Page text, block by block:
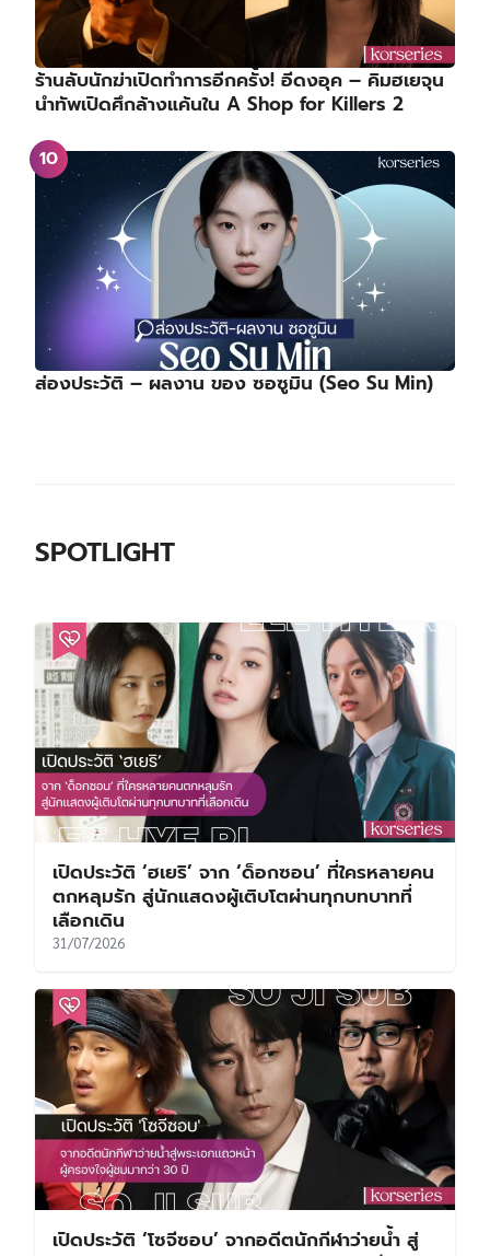
ร้านลับนักฆ่าเปิดทำการอีกครั้ง! อีดงอุค – คิมฮเยจุน
นำทัพเปิดศึกล้างแค้นใน A Shop for Killers 2
ส่องประวัติ – ผลงาน ของ ซอซูมิน (Seo Su Min)
SPOTLIGHT
เปิดประวัติ ‘ฮเยริ’ จาก ‘ด็อกซอน’ ที่ใครหลายคน
ตกหลุมรัก สู่นักแสดงผู้เติบโตผ่านทุกบทบาทที่
เลือกเดิน
31/07/2026
เปิดประวัติ ‘โซจีซอบ’ จากอดีตนักกีฬาว่ายน้ำ สู่